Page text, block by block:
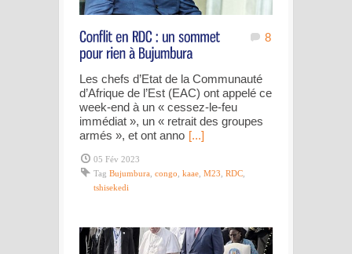
8
Les chefs d’Etat de la Communauté
d’Afrique de l’Est (EAC) ont appelé ce
week-end à un « cessez-le-feu
immédiat », un « retrait des groupes
armés », et ont anno [...]
05 Fév 2023
Tag Bujumbura congo kaae M23 RDC
tshisekedi